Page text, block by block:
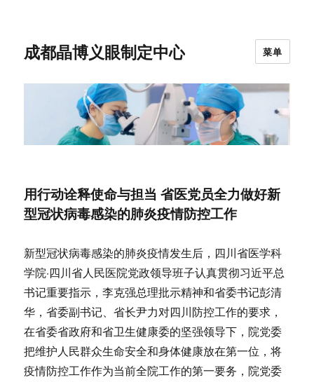
成都晶博义眼制定中心 菜单
用行动诠释使命与担当 省医党员全力做好新
型冠状病毒感染的肺炎疫情防控工作
新型冠状病毒感染的肺炎疫情发生后，四川省医学科
学院·四川省人民医院党政领导班子认真贯彻习近平总
书记重要指示，李克强总理批示精神和省委书记彭清
华，省委副书记、省长尹力对四川防控工作的要求，
在省委省政府和省卫生健康委的坚强领导下，院党委
把维护人民群众生命安全和身体健康放在第一位，将
疫情防控工作作为当前全院工作的第一要务，院党委